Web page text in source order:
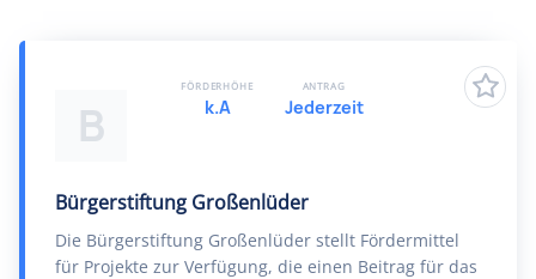
B
Bürgerstiftung Großenlüder
Die Bürgerstiftung Großenlüder stellt Fördermittel
für Projekte zur Verfügung, die einen Beitrag für das
FÖRDERHÖHE
k.A
ANTRAG
Jederzeit